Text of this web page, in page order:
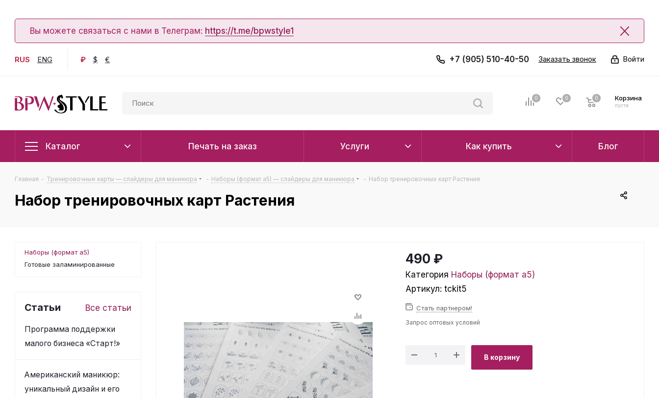
Вы можете связаться с нами в Телеграм: https://t.me/bpwstyle1
RUS ENG ₽ $ € Войти
+7 (905) 510-40-50 Заказать звонок
0 0 Корзина
0
пуста
0
Каталог Печать на заказ Услуги Как купить Блог
Главная - Тренировочные карты — слайдеры для маникюра - Наборы (формат а5) — слайдеры для маникюра - Набор тренировочных карт Растения
Набор тренировочных карт Растения
490 ₽
Категория Наборы (формат а5)
Артикул: tckit5
Стать партнером!
Запрос оптовых условий
В корзину
Наборы (формат а5)
Готовые заламинированные
Статьи Все статьи
Программа поддержки
малого бизнеса «Старт!»
Американский маникюр:
уникальный дизайн и его